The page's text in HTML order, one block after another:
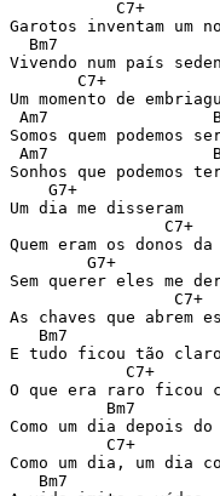
           C7+
Garotos inventam um
  Bm7
Vivendo num país
       C7+
Um momento de
Am7
Somos quem podemos
Am7                 Bm7
Sonhos que podemos
    G7+
Um dia me disseram
                C7+
Quem eram os donos
        G7+
Sem querer eles me
                 C7+
As chaves que abrem
   Bm7
E tudo ficou tão claro
            C7+
O que era raro ficou
          Bm7
Como um dia depois
          C7+
Como um dia, um dia
   Bm7